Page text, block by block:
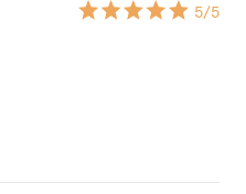
5/5